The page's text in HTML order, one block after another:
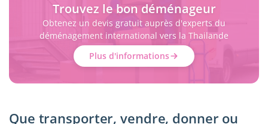
Trouvez le bon déménageur
Obtenez un devis gratuit auprès d'experts du
déménagement international vers la Thailande
Plus d'informations
Que transporter, vendre, donner ou